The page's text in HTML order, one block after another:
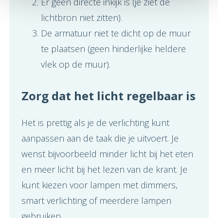
lichtbron niet zitten).
De armatuur niet te dicht op de muur
te plaatsen (geen hinderlijke heldere
vlek op de muur).
Zorg dat het licht regelbaar is
Het is prettig als je de verlichting kunt
aanpassen aan de taak die je uitvoert. Je
wenst bijvoorbeeld minder licht bij het eten
en meer licht bij het lezen van de krant. Je
kunt kiezen voor lampen met dimmers,
smart verlichting of meerdere lampen